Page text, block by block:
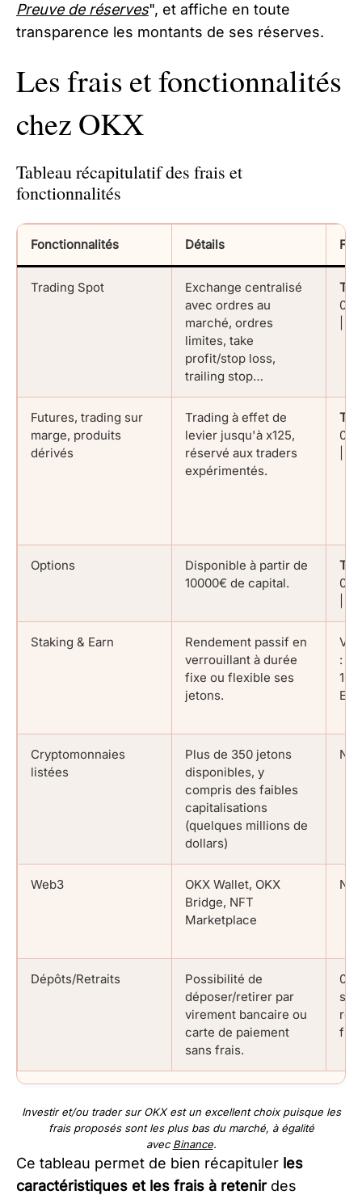
Preuve de réserves", et affiche en toute
transparence les montants de ses réserves.
Les frais et fonctionnalités
chez OKX
Tableau récapitulatif des frais et
fonctionnalités
Fonctionnalités Détails
Trading Spot
Exchange centralisé
avec ordres au
marché, ordres
limites, take
profit/stop loss,
trailing stop…
Futures, trading sur
marge, produits
dérivés
Trading à effet de
levier jusqu'à x125,
réservé aux traders
expérimentés.
Options
Disponible à partir de
10000€ de capital.
Staking & Earn
Rendement passif en
verrouillant à durée
fixe ou flexible ses
jetons.
:
Cryptomonnaies
listées
Plus de 350 jetons
disponibles, y
compris des faibles
capitalisations
(quelques millions de
dollars)
N/A
Web3
OKX Wallet, OKX
Bridge, NFT
Marketplace
N/A
Dépôts/Retraits
Possibilité de
déposer/retirer par
virement bancaire ou
carte de paiement
sans frais.
0€
sur
Investir et/ou trader sur OKX est un excellent choix puisque les
frais proposés sont les plus bas du marché, à égalité
avec Binance.
Ce tableau permet de bien récapituler les
caractéristiques et les frais à retenirdes